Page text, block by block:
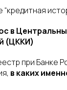
в
(ЦККИ)
при Банке
в каких